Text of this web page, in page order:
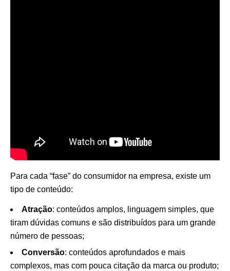
Para cada “fase” do consumidor na empresa, existe um
tipo de conteúdo:
Atração: conteúdos amplos, linguagem simples, que
tiram dúvidas comuns e são distribuídos para um grande
número de pessoas;
Conversão: conteúdos aprofundados e mais
complexos, mas com pouca citação da marca ou produto;